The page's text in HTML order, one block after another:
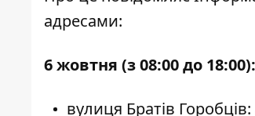
адресами:
6 жовтня (з 08:00 до 18:00):
вулиця Братів Горобців: